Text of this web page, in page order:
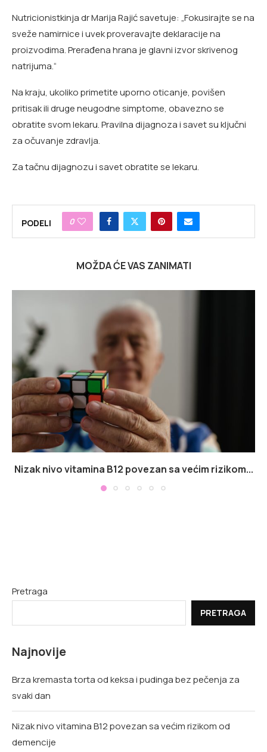
Nutricionistkinja dr Marija Rajić savetuje: „Fokusirajte se na
sveže namirnice i uvek proveravajte deklaracije na
proizvodima. Prerađena hrana je glavni izvor skrivenog
natrijuma.“
Na kraju, ukoliko primetite uporno oticanje, povišen
pritisak ili druge neugodne simptome, obavezno se
obratite svom lekaru. Pravilna dijagnoza i savet su ključni
za očuvanje zdravlja.
Za tačnu dijagnozu i savet obratite se lekaru.
PODELI 0
MOŽDA ĆE VAS ZANIMATI
Nizak nivo vitamina B12 povezan sa većim rizikom...
Pretraga
PRETRAGA
Najnovije
Brza kremasta torta od keksa i pudinga bez pečenja za
svaki dan
Nizak nivo vitamina B12 povezan sa većim rizikom od
demencije